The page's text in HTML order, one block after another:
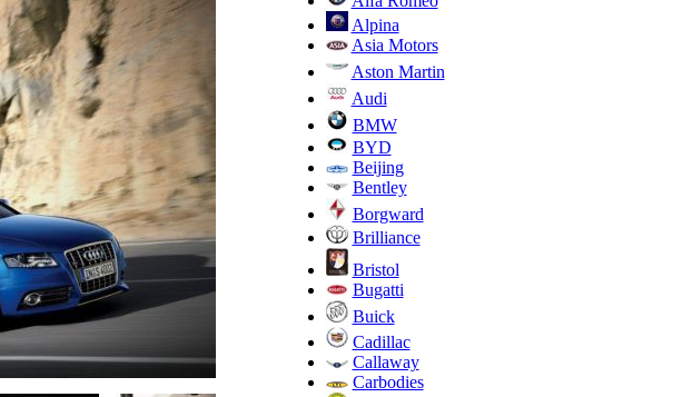
Alpina
Asia Motors
Aston Martin
Audi
BMW
BYD
Beijing
Bentley
Borgward
Brilliance
Bristol
Bugatti
Buick
Cadillac
Callaway
Carbodies